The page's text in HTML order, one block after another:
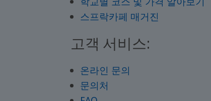
스프락카페 매거진
고객 서비스:
온라인 문의
문의처